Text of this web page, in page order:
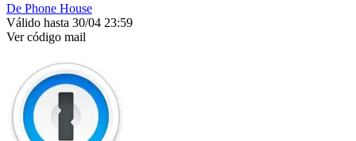
De Phone House
Válido hasta 30/04 23:59
Ver código mail